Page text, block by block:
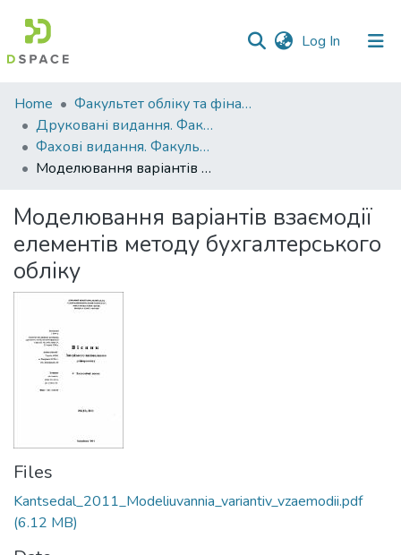
Log In (current)
Communities
&
Collections
All of DSpace
Statistics
Home
Факультет обліку та фінансів
Друковані видання. Факультет обліку та фінансів
Фахові видання. Факультет обліку та фінансів
Моделювання варіантів взаємодії елементів методу бухгалтерського обліку
Моделювання варіантів взаємодії
елементів методу бухгалтерського
обліку
Files
Kantsedal_2011_Modeliuvannia_variantiv_vzaemodii.pdf
(6.12 MB)